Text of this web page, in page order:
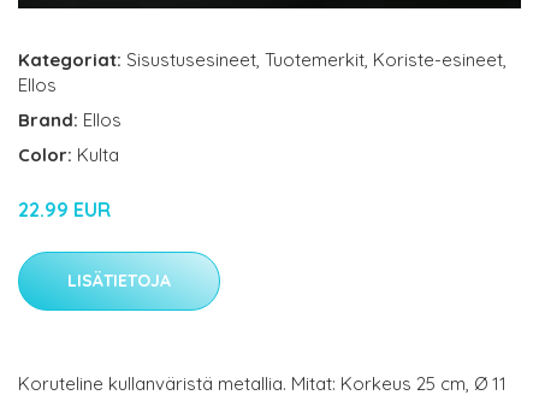
Kategoriat: Sisustusesineet, Tuotemerkit, Koriste-esineet,
Ellos
Brand: Ellos
Color: Kulta
22.99 EUR
LISÄTIETOJA
Koruteline kullanväristä metallia. Mitat: Korkeus 25 cm, Ø 11